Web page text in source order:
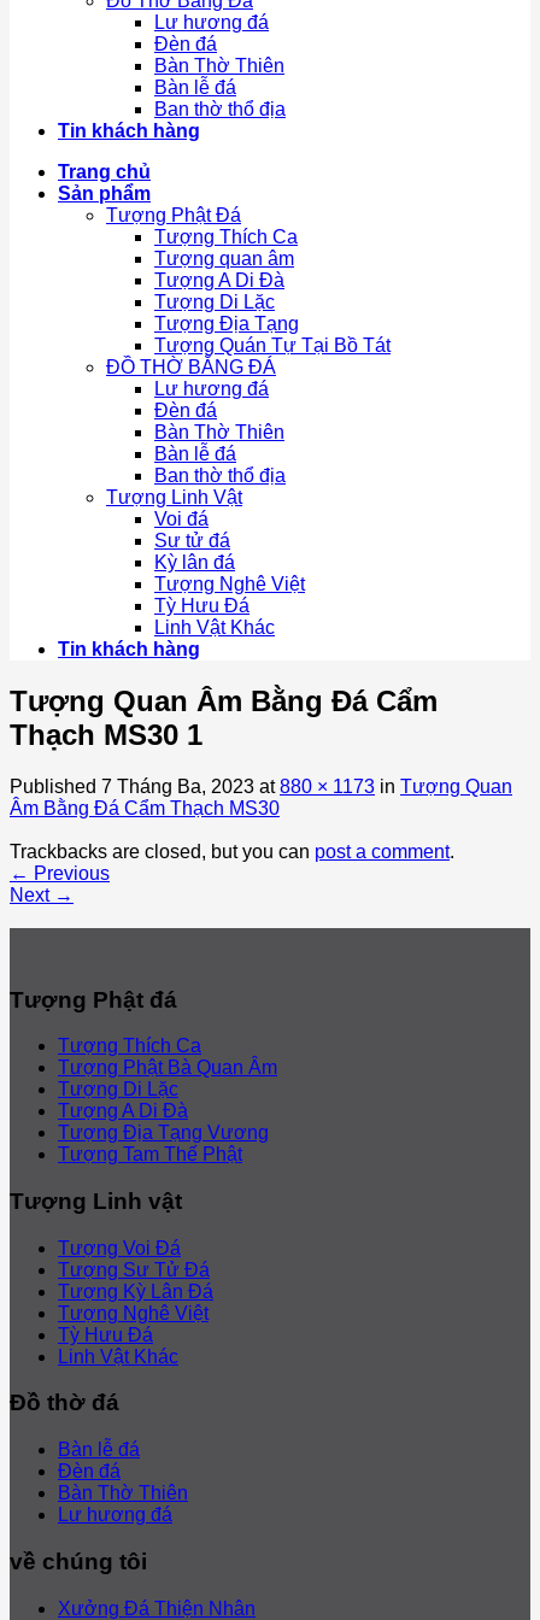
Lư hương đá
Đèn đá
Bàn Thờ Thiên
Bàn lễ đá
Ban thờ thổ địa
Tin khách hàng
Trang chủ
Sản phẩm
Tượng Phật Đá
Tượng Thích Ca
Tượng quan âm
Tượng A Di Đà
Tượng Di Lặc
Tượng Địa Tạng
Tượng Quán Tự Tại Bồ Tát
ĐỒ THỜ BẰNG ĐÁ
Lư hương đá
Đèn đá
Bàn Thờ Thiên
Bàn lễ đá
Ban thờ thổ địa
Tượng Linh Vật
Voi đá
Sư tử đá
Kỳ lân đá
Tượng Nghê Việt
Tỳ Hưu Đá
Linh Vật Khác
Tin khách hàng
Tượng Quan Âm Bằng Đá Cẩm
Thạch MS30 1
Published 7 Tháng Ba, 2023 at880 × 1173 in Tượng Quan
Âm Bằng Đá Cẩm Thạch MS30
Trackbacks are closed, but you can post a comment.
← Previous
Next →
Tượng Phật đá
Tượng Thích Ca
Tượng Phật Bà Quan Âm
Tượng Di Lặc
Tượng A Di Đà
Tượng Địa Tạng Vương
Tượng Tam Thế Phật
Tượng Linh vật
Tượng Voi Đá
Tượng Sư Tử Đá
Tượng Kỳ Lân Đá
Tượng Nghê Việt
Tỳ Hưu Đá
Linh Vật Khác
Đồ thờ đá
Bàn lễ đá
Đèn đá
Bàn Thờ Thiên
Lư hương đá
về chúng tôi
Xưởng Đá Thiện Nhân